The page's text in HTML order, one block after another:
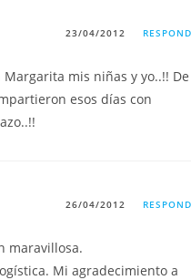
23/04/2012
mis niñas y yo..!! De
esos días con
26/04/2012
maravillosa.
Mi agradecimiento a